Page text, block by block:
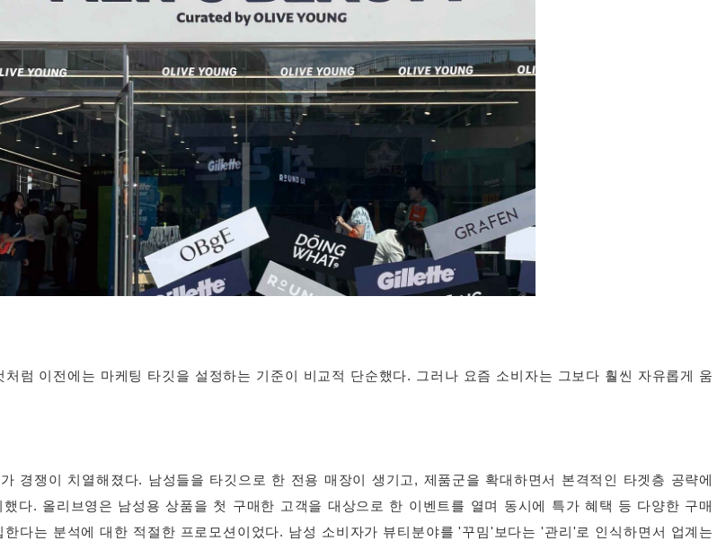
럼 이전에는 마케팅 타깃을 설정하는 기준이 비교적 단순했다. 그러나 요즘 소비자는 그보다 훨씬 자유롭게 움
경쟁이 치열해졌다. 남성들을 타깃으로 한 전용 매장이 생기고, 제품군을 확대하면서 본격적인 타겟층 공략에
했다. 올리브영은 남성용 상품을 첫 구매한 고객을 대상으로 한 이벤트를 열며 동시에 특가 혜택 등 다양한 구매
다는 분석에 대한 적절한 프로모션이었다. 남성 소비자가 뷰티분야를 '꾸밈'보다는 '관리'로 인식하면서 업계는